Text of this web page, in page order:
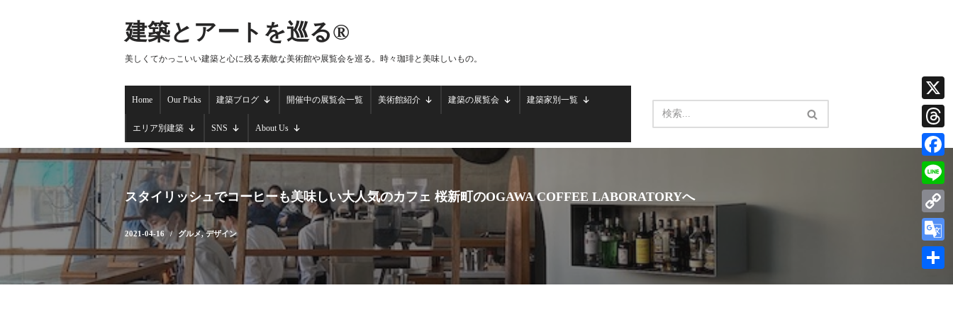
キ
ッ
建築とアートを巡る®
美しくてかっこいい建築と心に残る素敵な美術館や展覧会を巡る。時々珈琲と美味しいもの。
Home Our Picks 建築ブログ 開催中の展覧会一覧 美術館紹介 建築の展覧会 建築家別一覧
エリア別建築 SNS About Us
スタイリッシュでコーヒーも美味しい大人気のカフェ 桜新町のOGAWA COFFEE LABORATORYへ
2021-04-16 グルメ,デザイン
X
Threads
Line
Copy
Link
Google